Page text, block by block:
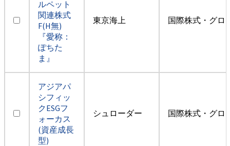
ルペット
関連株式
F(H無)
『愛称：
ぽちた
ま』
東京海上 国際株式・グロ
アジアパ
シフィッ
クESGフ
ォーカス
(資産成長
型)
シュローダー 国際株式・グロ